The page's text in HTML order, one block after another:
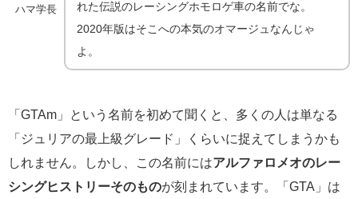
ハマ学長
れた伝説のレーシングホモロゲ車の名前でな。
2020年版はそこへの本気のオマージュなんじゃ
よ。
「GTAm」という名前を初めて聞くと、多くの人は単なる
「ジュリアの最上級グレード」くらいに捉えてしまうかも
しれません。しかし、この名前にはアルファロメオのレー
シングヒストリーそのものが刻まれています。「GTA」は